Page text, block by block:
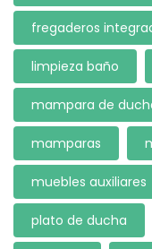
fregaderos
limpieza baño
mampara de
mamparas
muebles auxiliares
plato de ducha